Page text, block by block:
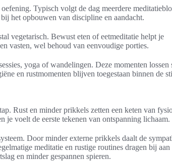
Typisch volgt de dag meerdere
het opbouwen van discipline en aandacht.
vegetarisch. Bewust eten of eetmeditatie helpt je
vasten, wel behoud van eenvoudige porties.
yoga of wandelingen. Deze momenten lossen
en rustmomenten blijven toegestaan binnen de
Rust en minder prikkels zetten een keten van
je voelt de eerste tekenen van ontspanning lichaam.
Door minder externe prikkels daalt de
meditatie en rustige routines dragen bij
en minder gespannen spieren.